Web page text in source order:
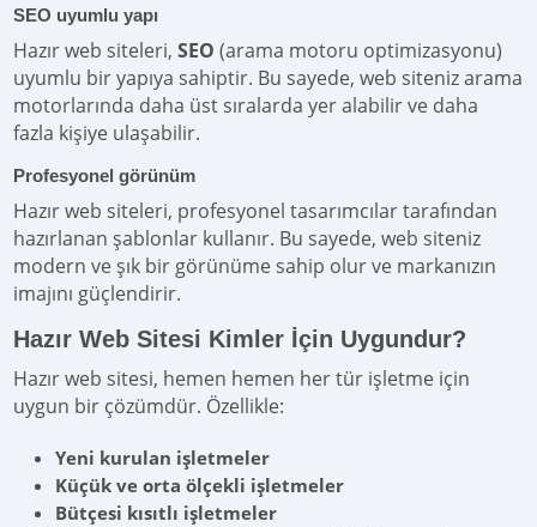
SEO uyumlu yapı
Hazır web siteleri,SEO (arama motoru optimizasyonu)
uyumlu bir yapıya sahiptir. Bu sayede, web siteniz arama
motorlarında daha üst sıralarda yer alabilir ve daha
fazla kişiye ulaşabilir.
Profesyonel görünüm
Hazır web siteleri, profesyonel tasarımcılar tarafından
hazırlanan şablonlar kullanır. Bu sayede, web siteniz
modern ve şık bir görünüme sahip olur ve markanızın
imajını güçlendirir.
Hazır Web Sitesi Kimler İçin Uygundur?
Hazır web sitesi, hemen hemen her tür işletme için
uygun bir çözümdür. Özellikle:
Yeni kurulan işletmeler
Küçük ve orta ölçekli işletmeler
Bütçesi kısıtlı işletmeler